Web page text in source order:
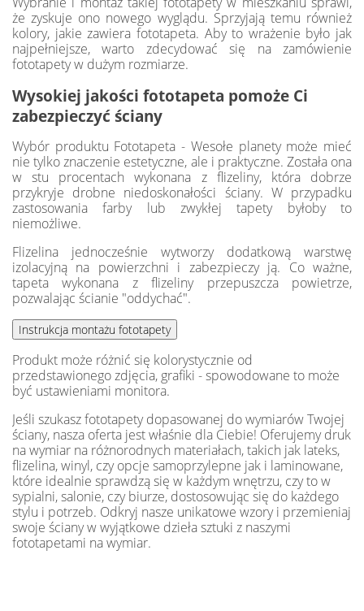
że zyskuje ono nowego wyglądu. Sprzyjają temu również
kolory, jakie zawiera fototapeta. Aby to wrażenie było jak
najpełniejsze, warto zdecydować się na zamówienie
fototapety w dużym rozmiarze.
Wysokiej jakości fototapeta pomoże Ci
zabezpieczyć ściany
Wybór produktu Fototapeta - Wesołe planety może mieć
nie tylko znaczenie estetyczne, ale i praktyczne. Została ona
w stu procentach wykonana z flizeliny, która dobrze
przykryje drobne niedoskonałości ściany. W przypadku
zastosowania farby lub zwykłej tapety byłoby to
niemożliwe.
Flizelina jednocześnie wytworzy dodatkową warstwę
izolacyjną na powierzchni i zabezpieczy ją. Co ważne,
tapeta wykonana z flizeliny przepuszcza powietrze,
pozwalając ścianie "oddychać".
Produkt może różnić się kolorystycznie od
przedstawionego zdjęcia, grafiki - spowodowane to może
być ustawieniami monitora.
Jeśli szukasz fototapety dopasowanej do wymiarów Twojej
ściany, nasza oferta jest właśnie dla Ciebie! Oferujemy druk
na wymiar na różnorodnych materiałach, takich jak lateks,
flizelina, winyl, czy opcje samoprzylepne jak i laminowane,
które idealnie sprawdzą się w każdym wnętrzu, czy to w
sypialni, salonie, czy biurze, dostosowując się do każdego
stylu i potrzeb. Odkryj nasze unikatowe wzory i przemieniaj
swoje ściany w wyjątkowe dzieła sztuki z naszymi
fototapetami na wymiar.